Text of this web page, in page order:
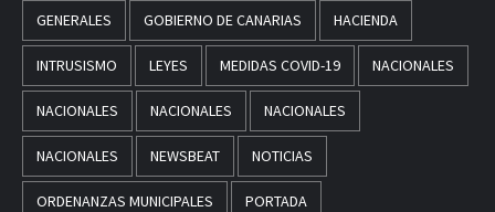
GENERALES GOBIERNO DE CANARIAS HACIENDA
INTRUSISMO LEYES MEDIDAS COVID-19 NACIONALES
NACIONALES NACIONALES NACIONALES
NACIONALES NEWSBEAT NOTICIAS
ORDENANZAS MUNICIPALES PORTADA